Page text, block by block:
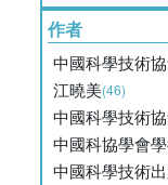
作者
中國科學技術
江曉美(46)
中國科學技術
中國科協學會
中國科學技術